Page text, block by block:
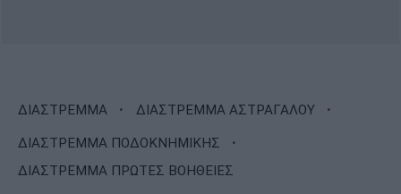
ΔΙΑΣΤΡΕΜΜΑ · ΔΙΑΣΤΡΕΜΜΑ ΑΣΤΡΑΓΑΛΟΥ ·
ΔΙΑΣΤΡΕΜΜΑ ΠΟΔΟΚΝΗΜΙΚΗΣ ·
ΔΙΑΣΤΡΕΜΜΑ ΠΡΩΤΕΣ ΒΟΗΘΕΙΕΣ